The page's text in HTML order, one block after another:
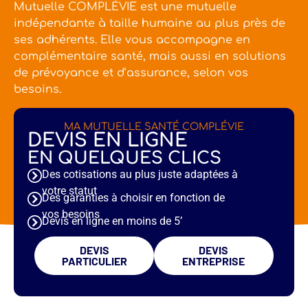
Mutuelle COMPLÉVIE est une mutuelle
indépendante à taille humaine au plus près de
ses adhérents. Elle vous accompagne en
complémentaire santé, mais aussi en solutions
de prévoyance et d’assurance, selon vos
besoins.
MA MUTUELLE SANTÉ COMPLÉVIE
DEVIS EN LIGNE
EN QUELQUES CLICS
Des cotisations au plus juste adaptées à
votre statut
Des garanties à choisir en fonction de
vos besoins
Devis en ligne en moins de 5’
DEVIS
PARTICULIER
DEVIS
ENTREPRISE